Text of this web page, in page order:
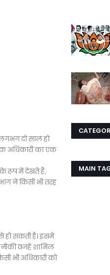
दो साल हो
अधिकारी का एक
के रूप में देखते हैं,
ने किसी भी तरह
हो सकती है। इसमें
वजहें शामिल
भी अधिकारी को
MAIN